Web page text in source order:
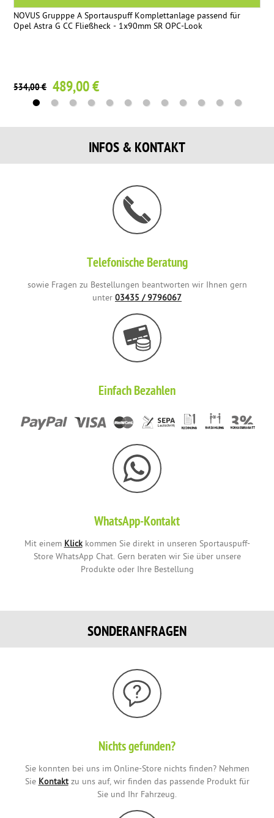
NOVUS Grupppe A Sportauspuff Komplettanlage passend für
Opel Astra G CC Fließheck - 1x90mm SR OPC-Look
534,00 € 489,00 €
INFOS & KONTAKT
Telefonische Beratung
sowie Fragen zu Bestellungen beantworten wir Ihnen gern
unter 03435 / 9796067
Einfach Bezahlen
WhatsApp-Kontakt
Mit einem Klickkommen Sie direkt in unseren Sportauspuff-
Store WhatsApp Chat. Gern beraten wir Sie über unsere
Produkte oder Ihre Bestellung
SONDERANFRAGEN
Nichts gefunden?
Sie konnten bei uns im Online-Store nichts finden? Nehmen
Sie Kontaktzu uns auf, wir finden das passende Produkt für
Sie und Ihr Fahrzeug.